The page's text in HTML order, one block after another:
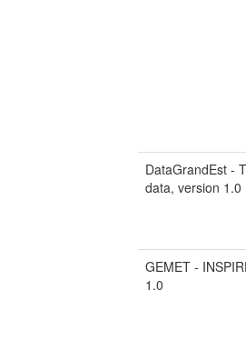
DataGrandEst -
data, version 1.0
GEMET -
1.0